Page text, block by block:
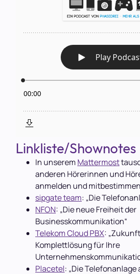
Linkliste/Shownotes
In unserem Mattermost
anderen Hörerinnen und
anmelden und
sipgate team: „Die
NFON: „Die neue Freiheit der
Businesskommunikation“
Telekom Cloud PBX:
Komplettlösung für Ihre
Placetel: „Die Telefonanlage